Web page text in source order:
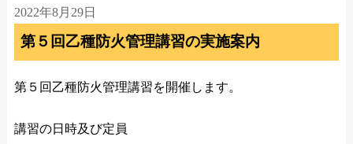
2022年8月29日
第５回乙種防火管理講習の実施案内
第５回乙種防火管理講習を開催します。
講習の日時及び定員